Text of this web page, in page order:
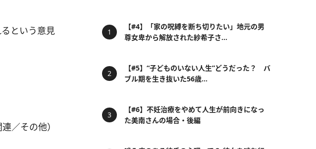
という意見
／その他）
【#4】「家の呪縛を断ち切りたい」地元の男
尊女卑から解放された紗希子さ...
【#5】“子どものいない人生”どうだった？ バ
ブル期を生き抜いた56歳...
【#6】不妊治療をやめて人生が前向きになっ
た美南さんの場合・後編